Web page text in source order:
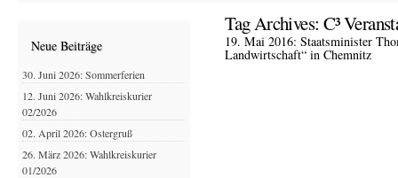
Tag Archives: C³
19. Mai 2016: Staatsminister
Landwirtschaft“ in Chemnitz
Neue Beiträge
30. Juni 2026: Sommerferien
12. Juni 2026: Wahlkreiskurier
02/2026
02. April 2026: Ostergruß
26. März 2026: Wahlkreiskurier
01/2026